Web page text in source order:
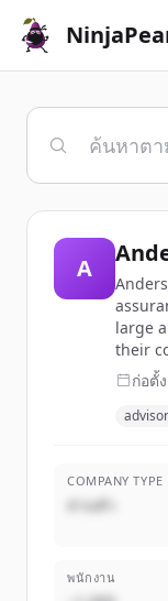
A
large
their
ก่อตั้ง
COMPANY TYPE
ส่วนตัว
พนักงาน